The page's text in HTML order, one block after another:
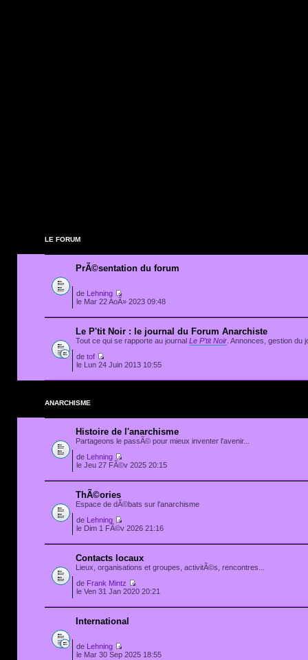
LE FORUM
PrÃ©sentation du forum
de
Lehning
le Mar 22 AoÃ» 2023 09:48
Le P'tit Noir : le journal du Forum Anarchiste
Tout ce qui se rapporte au journal Le P'tit Noir . Annonces, gestion du
de tof
le Lun 24 Juin 2013 10:55
ANARCHISME
Histoire de l'anarchisme
Partageons le passÃ© pour mieux inventer l'avenir...
de
Lehning
le Jeu 27 FÃ©v 2025 20:15
ThÃ©ories
Espace de dÃ©bats sur l'anarchisme
de
Lehning
le Dim 1 FÃ©v 2026 21:16
Contacts locaux
Lieux, organisations et groupes, activitÃ©s, rencontres...
de Frank Mintz
le Ven 31 Jan 2020 20:21
International
de
Lehning
le Mar 30 Sep 2025 18:55